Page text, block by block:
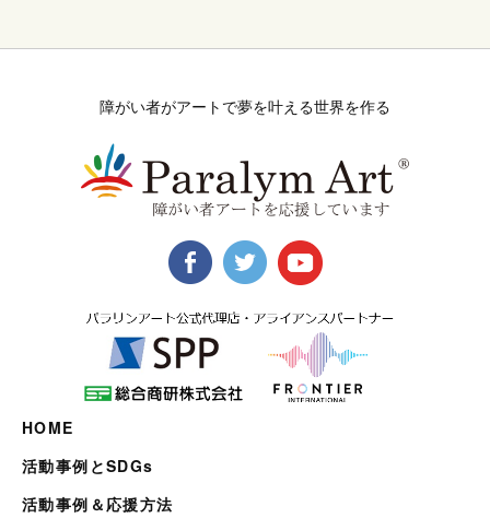
障がい者がアートで夢を叶える世界を作る
HOME
活動事例とSDGs
活動事例＆応援方法